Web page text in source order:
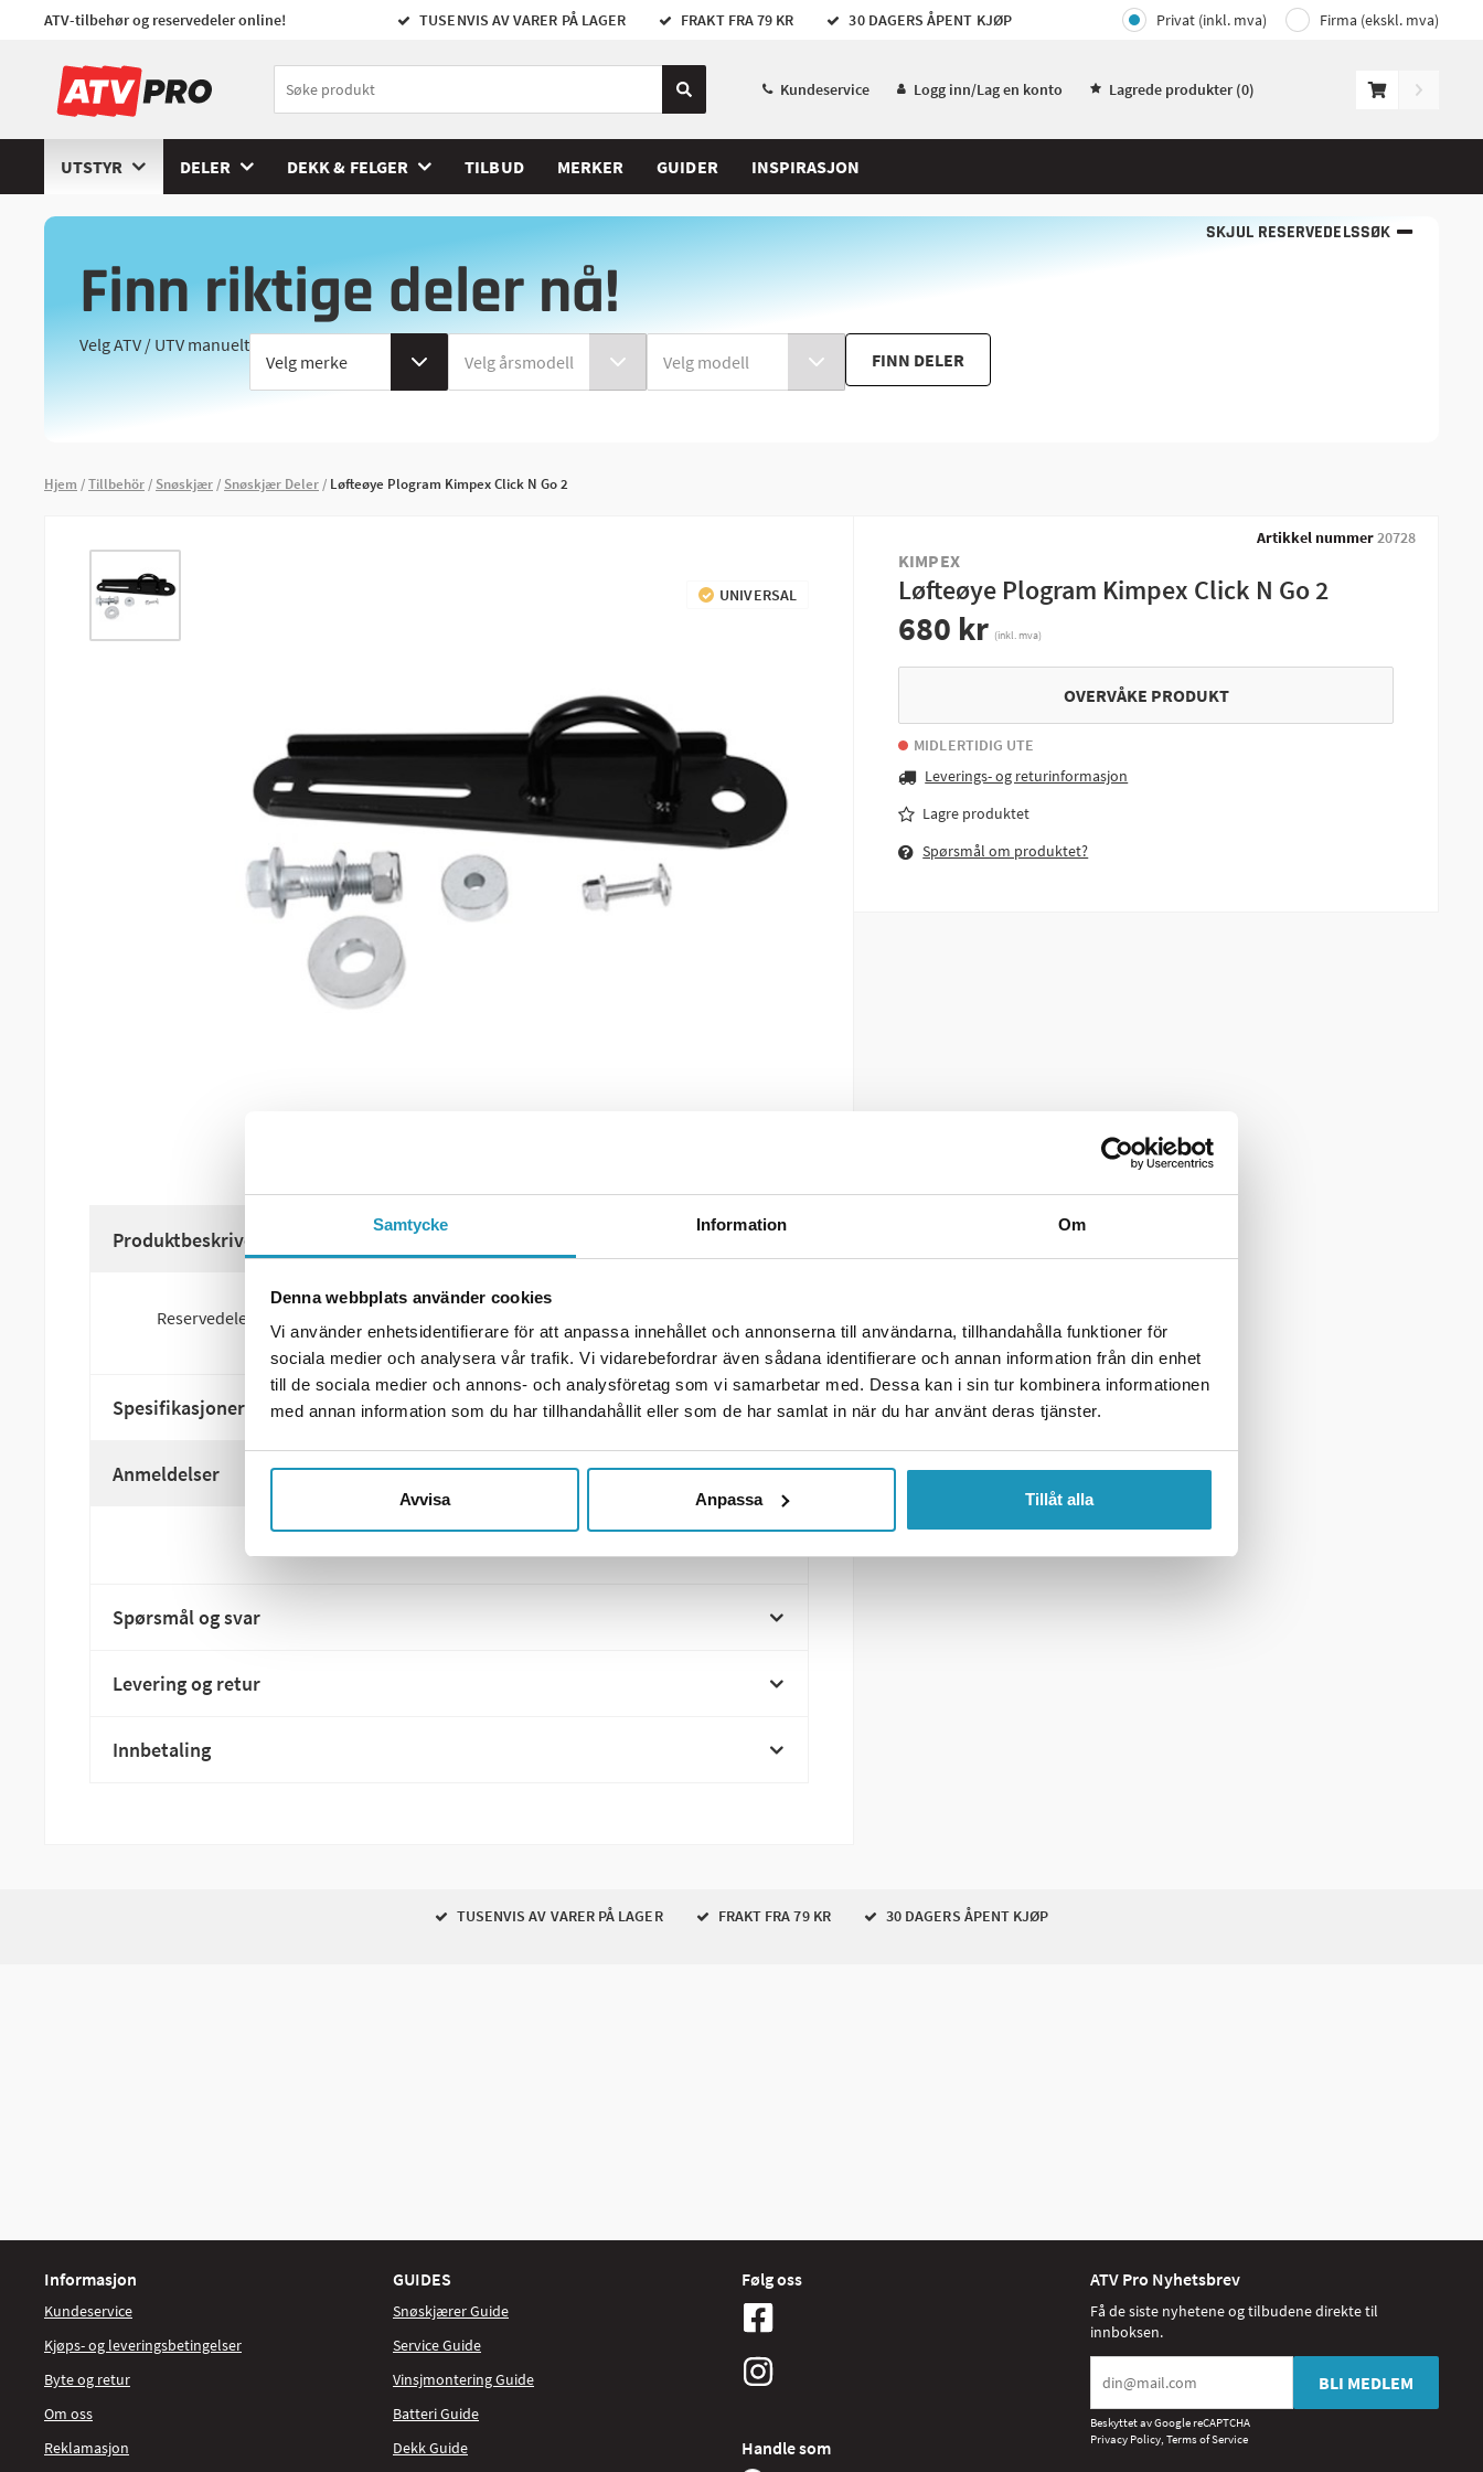
Samtycke Information Om
Denna webbplats använder cookies
Vi använder enhetsidentifierare för att anpassa innehållet och annonserna till användarna, tillhandahålla funktioner för
sociala medier och analysera vår trafik. Vi vidarebefordrar även sådana identifierare och annan information från din enhet
till de sociala medier och annons- och analysföretag som vi samarbetar med. Dessa kan i sin tur kombinera informationen
med annan information som du har tillhandahållit eller som de har samlat in när du har använt deras tjänster.
Avvisa Anpassa Tillåt alla
ATV-tilbehør og reservedeler online! TUSENVIS AV VARER PÅ LAGER FRAKT FRA 79 KR 30 DAGERS ÅPENT KJØP Privat (inkl. mva) Firma (ekskl. mva)
Kundeservice Logg inn/Lag en konto Lagrede produkter (0)
UTSTYR DELER DEKK & FELGER TILBUD MERKER GUIDER INSPIRASJON
SKJUL RESERVEDELSSØK
Finn riktige deler nå!
Velg ATV / UTV manuelt
FINN DELER
Hjem Tillbehör Snøskjær Snøskjær Deler Løfteøye Plogram Kimpex Click N Go 2
UNIVERSAL
Artikkel nummer20728
KIMPEX
Løfteøye Plogram Kimpex Click N Go 2
680 kr (inkl. mva)
OVERVÅKE PRODUKT
MIDLERTIDIG UTE
Leverings- og returinformasjon
Lagre produktet
Spørsmål om produktet?
Produktbeskrivelse
Reservedeler til Kimpex Click N Go 2-programmer
Spesifikasjoner
Anmeldelser
Spørsmål og svar
Levering og retur
Innbetaling
TUSENVIS AV VARER PÅ LAGER FRAKT FRA 79 KR 30 DAGERS ÅPENT KJØP
Informasjon
Kundeservice
Kjøps- og leveringsbetingelser
Byte og retur
Om oss
Reklamasjon
GUIDES
Snøskjærer Guide
Service Guide
Vinsjmontering Guide
Batteri Guide
Dekk Guide
Følg oss
Handle som
ATV Pro Nyhetsbrev
Få de siste nyhetene og tilbudene direkte til
innboksen.
BLI MEDLEM
Beskyttet av Google reCAPTCHA
Privacy Policy, Terms of Service